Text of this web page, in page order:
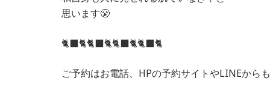
思います😤
🐈‍⬛🐈🐈‍⬛🐈🐈‍⬛🐈🐈‍⬛🐈
ご予約はお電話、HPの予約サイトやLINEから